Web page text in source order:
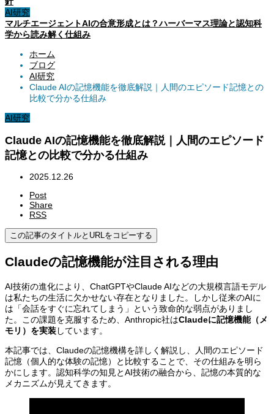
AI研究
マルチエージェントAIの合意形成とは？ハーバーマス理論と認知科
学から読み解く仕組み
ホーム
ブログ
AI研究
Claude AIの記憶機能を徹底解説｜人間のエピソード記憶との
比較で分かる仕組み
AI研究
Claude AIの記憶機能を徹底解説｜人間のエピソード
記憶との比較で分かる仕組み
2025.12.26
Post
Share
RSS
この記事のタイトルとURLをコピーする
Claudeの記憶機能が注目される理由
AI技術の進化により、ChatGPTやClaude AIなどの大規模言語モデル
は私たちの生活に欠かせない存在となりました。しかし従来のAIに
は「会話をすぐに忘れてしまう」という致命的な弱点がありまし
た。この課題を克服するため、Anthropic社はClaudeに記憶機能（メ
モリ）を実装しています。
本記事では、Claudeの記憶機構を詳しく解説し、人間のエピソード
記憶（個人的な体験の記憶）と比較することで、その仕組みを明ら
かにします。認知科学の知見とAI技術の融合から、記憶の本質的な
メカニズムが見えてきます。